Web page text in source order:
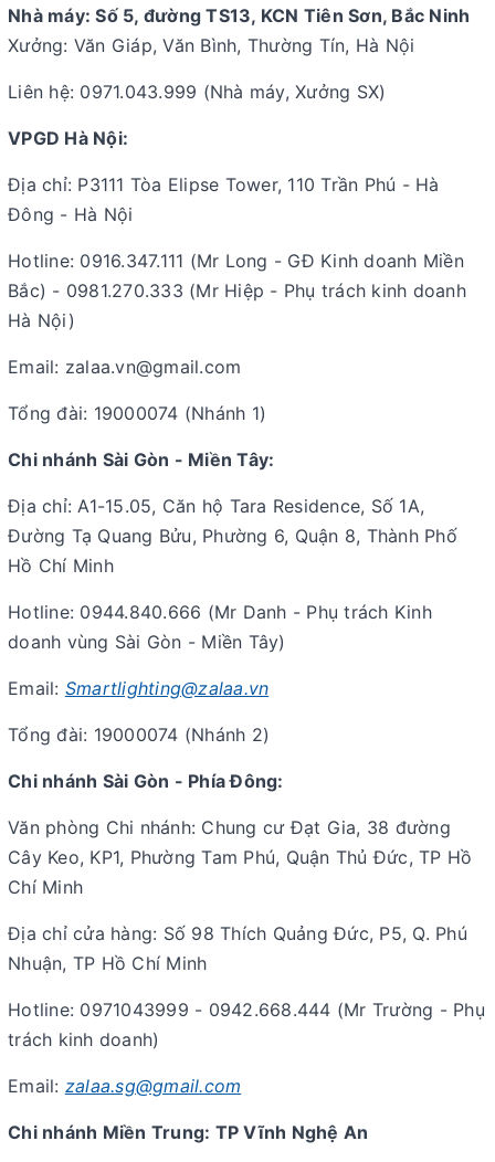
Nhà máy: Số 5, đường TS13, KCN Tiên Sơn, Bắc Ninh
Xưởng: Văn Giáp, Văn Bình, Thường Tín, Hà Nội
Liên hệ: 0971.043.999 (Nhà máy, Xưởng SX)
VPGD Hà Nội:
Địa chỉ: P3111 Tòa Elipse Tower, 110 Trần Phú - Hà
Đông - Hà Nội
Hotline: 0916.347.111 (Mr Long - GĐ Kinh doanh Miền
Bắc) - 0981.270.333 (Mr Hiệp - Phụ trách kinh doanh
Hà Nội)
Email: zalaa.vn@gmail.com
Tổng đài: 19000074 (Nhánh 1)
Chi nhánh Sài Gòn - Miền Tây:
Địa chỉ: A1-15.05, Căn hộ Tara Residence, Số 1A,
Đường Tạ Quang Bửu, Phường 6, Quận 8, Thành Phố
Hồ Chí Minh
Hotline: 0944.840.666 (Mr Danh - Phụ trách Kinh
doanh vùng Sài Gòn - Miền Tây)
Email: Smartlighting@zalaa.vn
Tổng đài: 19000074 (Nhánh 2)
Chi nhánh Sài Gòn - Phía Đông:
Văn phòng Chi nhánh: Chung cư Đạt Gia, 38 đường
Cây Keo, KP1, Phường Tam Phú, Quận Thủ Đức, TP Hồ
Chí Minh
Địa chỉ cửa hàng: Số 98 Thích Quảng Đức, P5, Q. Phú
Nhuận, TP Hồ Chí Minh
Hotline: 0971043999 - 0942.668.444 (Mr Trường - Phụ
trách kinh doanh)
Email: zalaa.sg@gmail.com
Chi nhánh Miền Trung: TP Vĩnh Nghệ An